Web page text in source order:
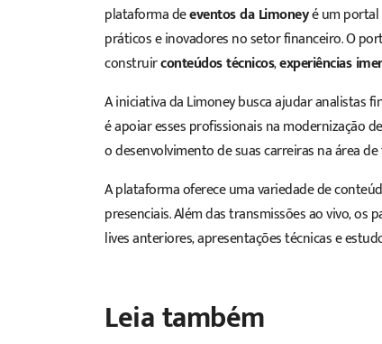
plataforma deeventos da Limoneyé um
práticos e inovadores no setor financeiro. O
construirconteúdos técnicos,experiências
A iniciativa da Limoney busca ajudar analistas
é apoiar esses profissionais na modernização
o desenvolvimento de suas carreiras na área
A plataforma oferece uma variedade de
presenciais. Além das transmissões ao vivo,
lives anteriores, apresentações técnicas e
Leia também